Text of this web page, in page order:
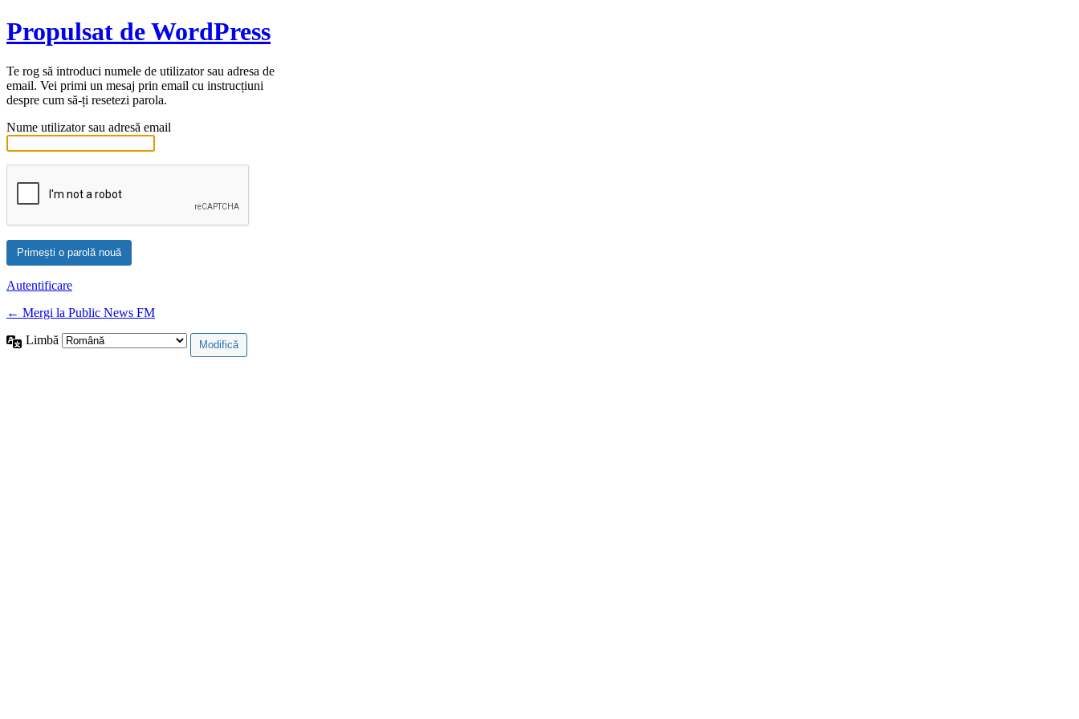
Propulsat de WordPress
Te rog să introduci numele de utilizator sau adresa de
email. Vei primi un mesaj prin email cu instrucțiuni
despre cum să-ți resetezi parola.
Nume utilizator sau adresă email
Autentificare
← Mergi la Public News FM
Limbă